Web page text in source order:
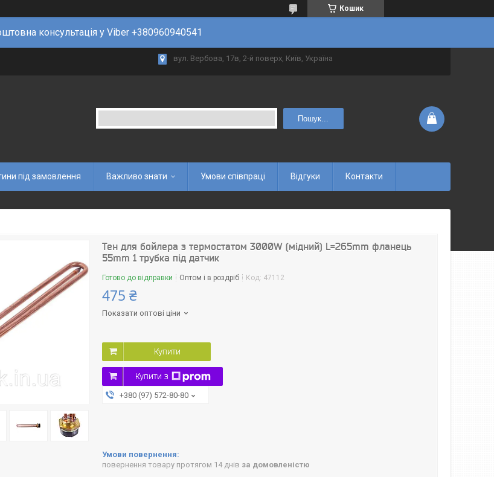
Кошик
консультація у Viber +380960940541
вул. Вербова, 17в, 2-й поверх, Київ, Україна
Пошук...
під замовлення Важливо знати Умови співпраці Відгуки Контакти
Тен для бойлера з термостатом 3000W (мідний) L=265mm фланець
55mm 1 трубка під датчик
Готово до відправки Оптом і в роздріб Код: 47112
475 ₴
Показати оптові ціни
Купити
Купити з
+380 (97) 572-80-80
повернення товару протягом 14 днів за домовленістю